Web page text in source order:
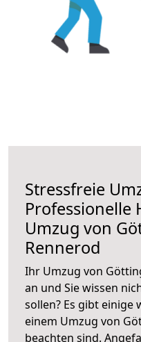
Stressfreie
Professionelle
Umzug von
Rennerod
Ihr Umzug von
an und Sie wissen
sollen? Es gibt einige
einem Umzug von
beachten sind.